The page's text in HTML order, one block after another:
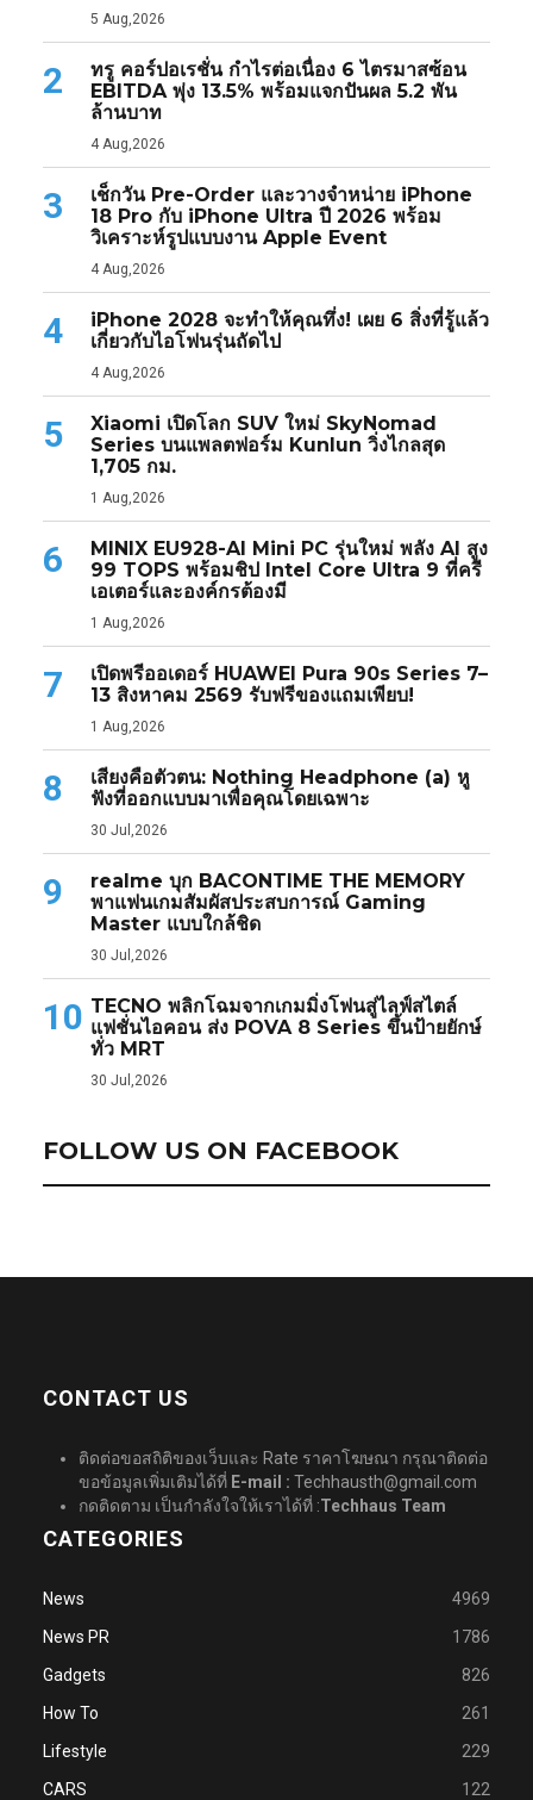
5 Aug,2026
2
ทรู คอร์ปอเรชั่น กำไรต่อเนื่อง 6 ไตรมาสซ้อน
EBITDA พุ่ง 13.5% พร้อมแจกปันผล 5.2 พัน
ล้านบาท
4 Aug,2026
3
เช็กวัน Pre-Order และวางจำหน่าย iPhone
18 Pro กับ iPhone Ultra ปี 2026 พร้อม
วิเคราะห์รูปแบบงาน Apple Event
4 Aug,2026
4
iPhone 2028 จะทำให้คุณทึ่ง! เผย 6 สิ่งที่รู้แล้ว
เกี่ยวกับไอโฟนรุ่นถัดไป
4 Aug,2026
5
Xiaomi เปิดโลก SUV ใหม่ SkyNomad
Series บนแพลตฟอร์ม Kunlun วิ่งไกลสุด
1,705 กม.
1 Aug,2026
6
MINIX EU928-AI Mini PC รุ่นใหม่ พลัง AI สูง
99 TOPS พร้อมชิป Intel Core Ultra 9 ที่ครี
เอเตอร์และองค์กรต้องมี
1 Aug,2026
7
เปิดพรีออเดอร์ HUAWEI Pura 90s Series 7–
13 สิงหาคม 2569 รับฟรีของแถมเพียบ!
1 Aug,2026
8
เสียงคือตัวตน: Nothing Headphone (a) หู
ฟังที่ออกแบบมาเพื่อคุณโดยเฉพาะ
30 Jul,2026
9
realme บุก BACONTIME THE MEMORY
พาแฟนเกมสัมผัสประสบการณ์ Gaming
Master แบบใกล้ชิด
30 Jul,2026
10 TECNO พลิกโฉมจากเกมมิ่งโฟนสู่ไลฟ์สไตล์
แฟชั่นไอคอน ส่ง POVA 8 Series ขึ้นป้ายยักษ์
ทั่ว MRT
30 Jul,2026
FOLLOW US ON FACEBOOK
CONTACT US
ติดต่อขอสถิติของเว็บและ Rate ราคาโฆษณา กรุณาติดต่อ
ขอข้อมูลเพิ่มเติมได้ที่ E-mail : Techhausth@gmail.com
กดติดตาม เป็นกำลังใจให้เราได้ที่ :Techhaus Team
CATEGORIES
News
4969
News PR
1786
Gadgets
826
How To
261
Lifestyle
229
CARS
122